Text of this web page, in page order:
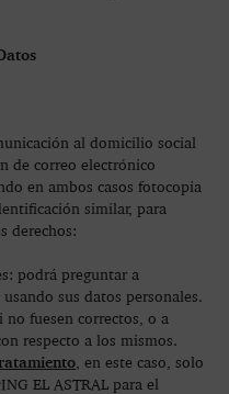
al domicilio social
de correo electrónico
en ambos casos fotocopia
similar, para
derechos:
podrá preguntar a
sus datos personales.
no fuesen correctos, o a
respecto a los mismos.
, en este caso, solo
EL ASTRAL para el